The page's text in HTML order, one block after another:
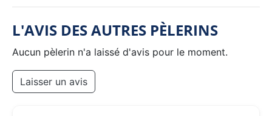
L'AVIS DES AUTRES PÈLERINS
Aucun pèlerin n'a laissé d'avis pour le moment.
Laisser un avis